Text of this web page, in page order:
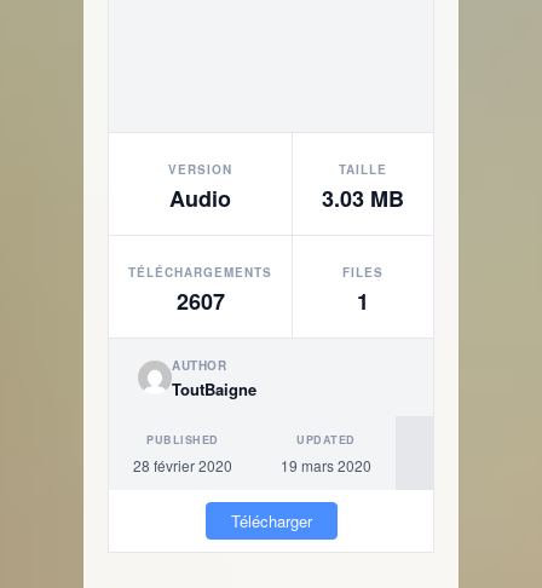
VERSION
Audio
TAILLE
3.03 MB
TÉLÉCHARGEMENTS
2607
FILES
1
AUTHOR
ToutBaigne
PUBLISHED
28 février 2020
UPDATED
19 mars 2020
Télécharger